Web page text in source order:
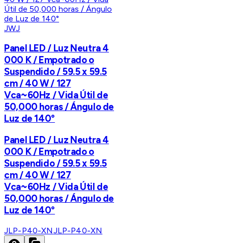
JWJ
Panel LED / Luz Neutra 4
000 K / Empotrado o
Suspendido / 59.5 x 59.5
cm / 40 W / 127
Vca~60Hz / Vida Útil de
50,000 horas / Ángulo de
Luz de 140°
Panel LED / Luz Neutra 4
000 K / Empotrado o
Suspendido / 59.5 x 59.5
cm / 40 W / 127
Vca~60Hz / Vida Útil de
50,000 horas / Ángulo de
Luz de 140°
JLP-P40-XNJLP-P40-XN